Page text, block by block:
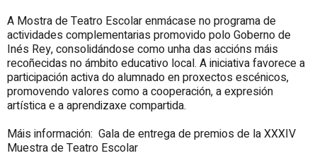
A Mostra de Teatro Escolar enmácase no programa de
actividades complementarias promovido polo Goberno de
Inés Rey, consolidándose como unha das accións máis
recoñecidas no ámbito educativo local. A iniciativa favorece a
participación activa do alumnado en proxectos escénicos,
promovendo valores como a cooperación, a expresión
artística e a aprendizaxe compartida.
Máis información: Gala de entrega de premios de la XXXIV
Muestra de Teatro Escolar